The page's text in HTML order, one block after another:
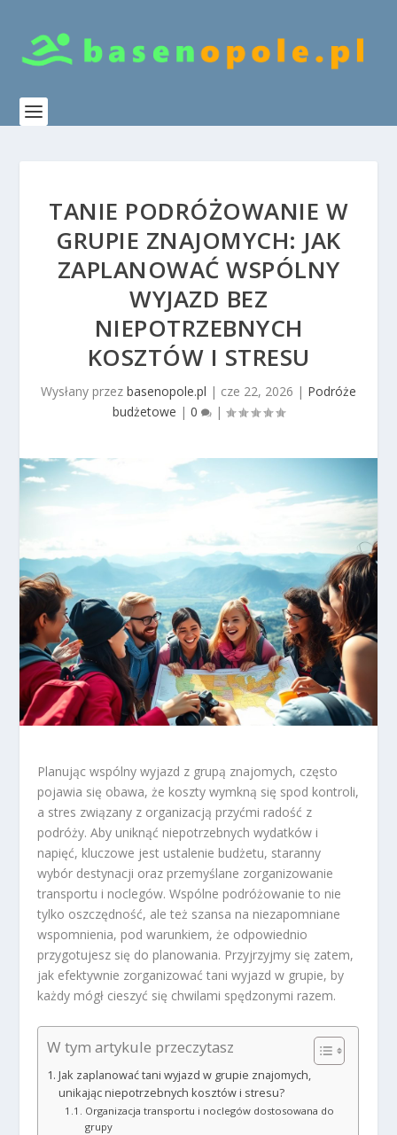
TANIE PODRÓŻOWANIE W
GRUPIE ZNAJOMYCH: JAK
ZAPLANOWAĆ WSPÓLNY
WYJAZD BEZ
NIEPOTRZEBNYCH
KOSZTÓW I STRESU
Wysłany przez basenopole.pl | cze 22, 2026 | Podróże
budżetowe | 0 |
Planując wspólny wyjazd z grupą znajomych, często
pojawia się obawa, że koszty wymkną się spod kontroli,
a stres związany z organizacją przyćmi radość z
podróży. Aby uniknąć niepotrzebnych wydatków i
napięć, kluczowe jest ustalenie budżetu, staranny
wybór destynacji oraz przemyślane zorganizowanie
transportu i noclegów. Wspólne podróżowanie to nie
tylko oszczędność, ale też szansa na niezapomniane
wspomnienia, pod warunkiem, że odpowiednio
przygotujesz się do planowania. Przyjrzyjmy się zatem,
jak efektywnie zorganizować tani wyjazd w grupie, by
każdy mógł cieszyć się chwilami spędzonymi razem.
W tym artykule przeczytasz
Jak zaplanować tani wyjazd w grupie znajomych,
unikając niepotrzebnych kosztów i stresu?
Organizacja transportu i noclegów dostosowana do
grupy